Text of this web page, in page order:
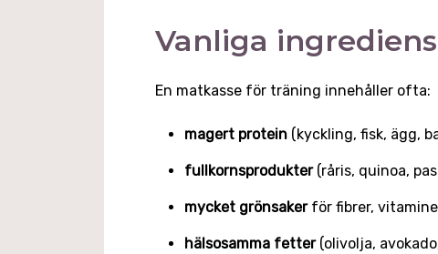
Vanliga
En matkasse för träning innehåller ofta:
magert protein (kyckling, fisk, ägg,
fullkornsprodukter(råris, quinoa,
mycket grönsakerför fibrer,
hälsosamma fetter(olivolja,